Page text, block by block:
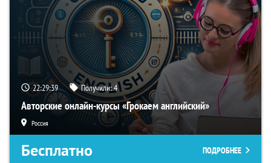
22:29:38 Получили:4
Авторские онлайн-курсы «Грокаем английский»
Россия
Бесплатно ПОДРОБНЕЕ